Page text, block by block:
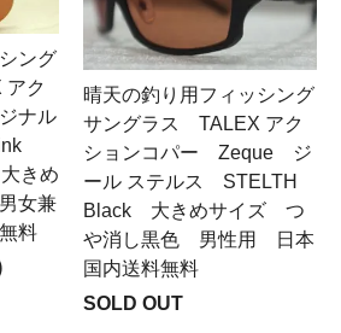
ング
ク
ナル
きめ
女兼
料
晴天の釣り用フィッシング
サングラス TALEX アク
ションコパー Zeque ジ
ール ステルス STELTH
Black 大きめサイズ つ
や消し黒色 男性用 日本
国内送料無料
SOLD OUT